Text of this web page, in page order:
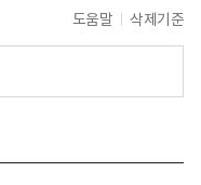
도움말 삭제기준